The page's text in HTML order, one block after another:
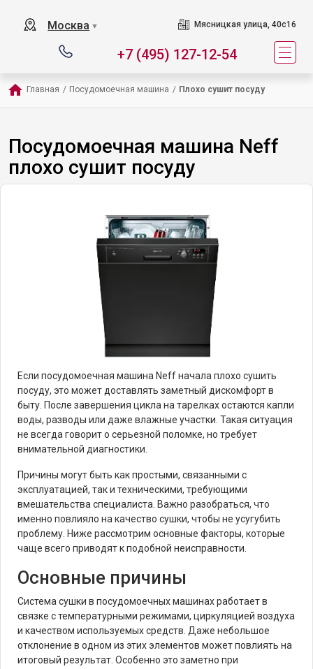
Москва ▼ Мясницкая улица, 40с16
+7 (495) 127-12-54
Главная / Посудомоечная машина / Плохо сушит посуду
Посудомоечная машина Neff
плохо сушит посуду
Если посудомоечная машина Neff начала плохо сушить
посуду, это может доставлять заметный дискомфорт в
быту. После завершения цикла на тарелках остаются капли
воды, разводы или даже влажные участки. Такая ситуация
не всегда говорит о серьезной поломке, но требует
внимательной диагностики.
Причины могут быть как простыми, связанными с
эксплуатацией, так и техническими, требующими
вмешательства специалиста. Важно разобраться, что
именно повлияло на качество сушки, чтобы не усугубить
проблему. Ниже рассмотрим основные факторы, которые
чаще всего приводят к подобной неисправности.
Основные причины
Система сушки в посудомоечных машинах работает в
связке с температурными режимами, циркуляцией воздуха
и качеством используемых средств. Даже небольшое
отклонение в одном из этих элементов может повлиять на
итоговый результат. Особенно это заметно при